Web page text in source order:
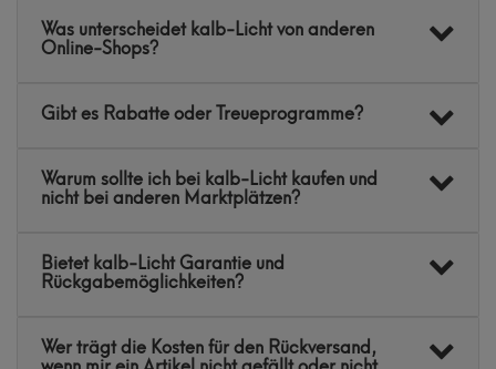
Was unterscheidet kalb-Licht von anderen
Online-Shops?
Gibt es Rabatte oder Treueprogramme?
Warum sollte ich bei kalb-Licht kaufen und
nicht bei anderen Marktplätzen?
Bietet kalb-Licht Garantie und
Rückgabemöglichkeiten?
Wer trägt die Kosten für den Rückversand,